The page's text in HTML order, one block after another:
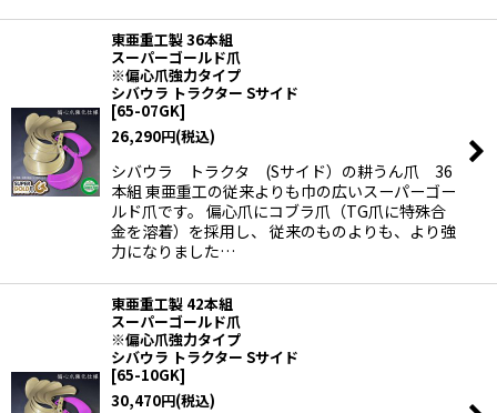
東亜重工製 36本組
スーパーゴールド爪
※偏心爪強力タイプ
シバウラ トラクター Sサイド
[65-07GK]
26,290円(税込)
シバウラ トラクタ (Sサイド）の耕うん爪 36
本組 東亜重工の従来よりも巾の広いスーパーゴー
ルド爪です。 偏心爪にコブラ爪（TG爪に特殊合
金を溶着）を採用し、 従来のものよりも、より強
力になりました…
東亜重工製 42本組
スーパーゴールド爪
※偏心爪強力タイプ
シバウラ トラクター Sサイド
[65-10GK]
30,470円(税込)